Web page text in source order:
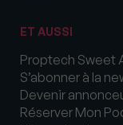
ET AUSSI
Proptech Sweet
S’abonner à la
Devenir
Réserver Mon